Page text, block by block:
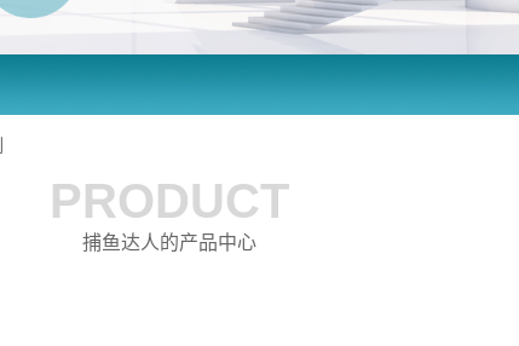
PRODUCT
捕鱼达人的产品中心